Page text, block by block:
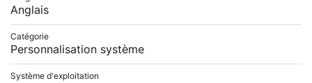
Anglais
Catégorie
Personnalisation système
Système d'exploitation